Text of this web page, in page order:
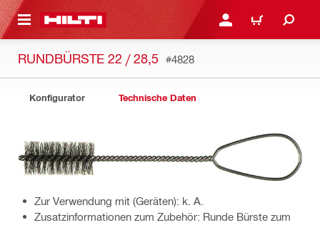
ANMELDEN ODER
WARENKORB
RUNDBÜRSTE 22 / 28,5 #4828
Konfigurator Technische Daten
Zur Verwendung mit (Geräten): k. A.
Zusatzinformationen zum Zubehör: Runde Bürste zum